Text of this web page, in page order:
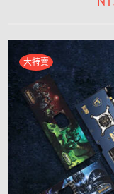
大特賣